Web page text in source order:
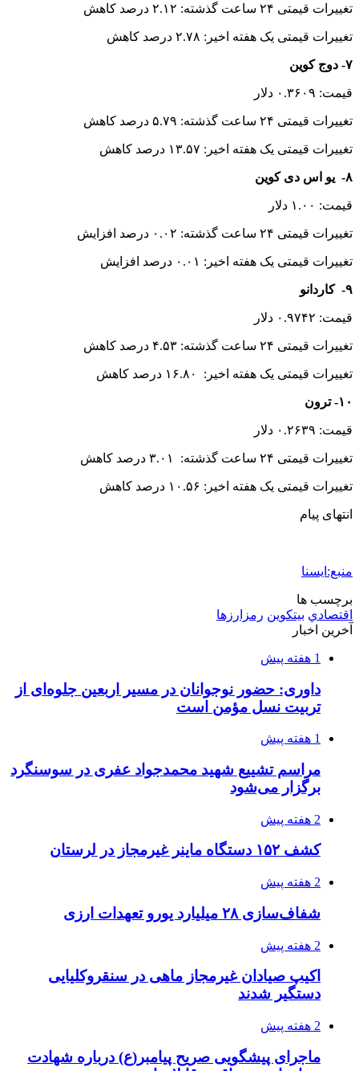
تغییرات قیمتی ۲۴ ساعت گذشته: ۲.۱۲ درصد کاهش
تغییرات قیمتی یک هفته اخیر: ۲.۷۸ درصد کاهش
۷- دوج کوین
قیمت: ۰.۳۶۰۹ دلار
تغییرات قیمتی ۲۴ ساعت گذشته: ۵.۷۹ درصد کاهش
تغییرات قیمتی یک هفته اخیر: ۱۳.۵۷ درصد کاهش
۸- یو اس دی کوین
قیمت: ۱.۰۰ دلار
تغییرات قیمتی ۲۴ ساعت گذشته: ۰.۰۲ درصد افزایش
تغییرات قیمتی یک هفته اخیر: ۰.۰۱ درصد افزایش
۹- کاردانو
قیمت: ۰.۹۷۴۲ دلار
تغییرات قیمتی ۲۴ ساعت گذشته: ۴.۵۳ درصد کاهش
تغییرات قیمتی یک هفته اخیر: ۱۶.۸۰ درصد کاهش
۱۰- ترون
قیمت: ۰.۲۶۳۹ دلار
تغییرات قیمتی ۲۴ ساعت گذشته: ۳.۰۱ درصد کاهش
تغییرات قیمتی یک هفته اخیر: ۱۰.۵۶ درصد کاهش
انتهای پیام
منبع:ایسنا
برچسب ها
اقتصادي بیتکوین رمزارزها
آخرین اخبار
1 هفته پیش
داوری: حضور نوجوانان در مسیر اربعین جلوه‌ای از
تربیت نسل مؤمن است
1 هفته پیش
مراسم تشییع شهید محمدجواد عفری در سوسنگرد
برگزار می‌شود
2 هفته پیش
کشف ۱۵۲ دستگاه ماینر غیرمجاز در لرستان
2 هفته پیش
شفاف‌سازی ۲۸ میلیارد یورو تعهدات ارزی
2 هفته پیش
اکیپ صیادان غیرمجاز ماهی در سنقروکلیایی
دستگیر شدند
2 هفته پیش
ماجرای پیشگویی صریح پیامبر(ع) درباره شهادت